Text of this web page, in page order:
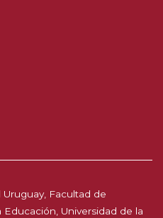
Facultad de
Universidad de la